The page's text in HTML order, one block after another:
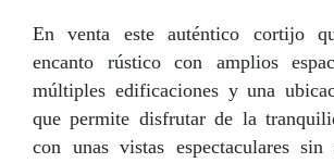
En venta este auténtico cortijo
encanto rústico con amplios
múltiples edificaciones y una
que permite disfrutar de la
con unas vistas espectaculares